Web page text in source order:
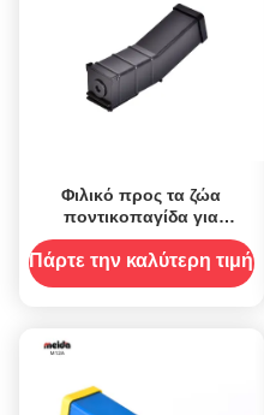
Φιλικό προς τα ζώα
ποντικοπαγίδα για
ζωντανά ποντίκια για
αποτελεσματική
καταπολέμηση παρασίτων
Πάρτε την καλύτερη τιμή